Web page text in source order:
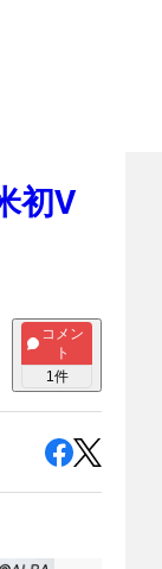
初V
コメン
ト
1件